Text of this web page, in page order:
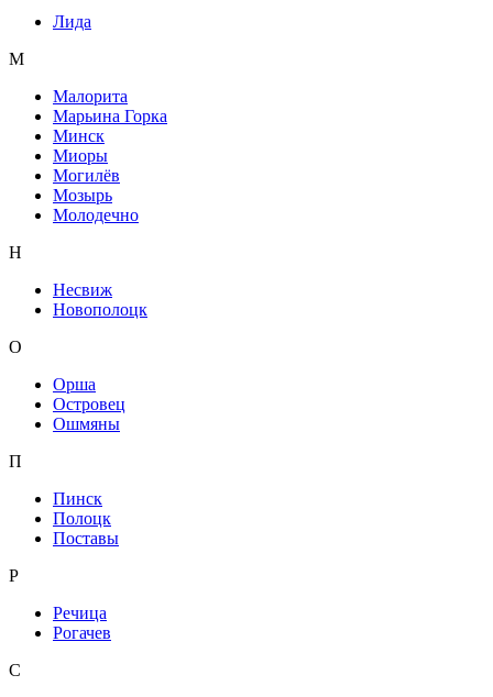
Лида
М
Малорита
Марьина Горка
Минск
Миоры
Могилёв
Мозырь
Молодечно
Н
Несвиж
Новополоцк
О
Орша
Островец
Ошмяны
П
Пинск
Полоцк
Поставы
Р
Речица
Рогачев
С